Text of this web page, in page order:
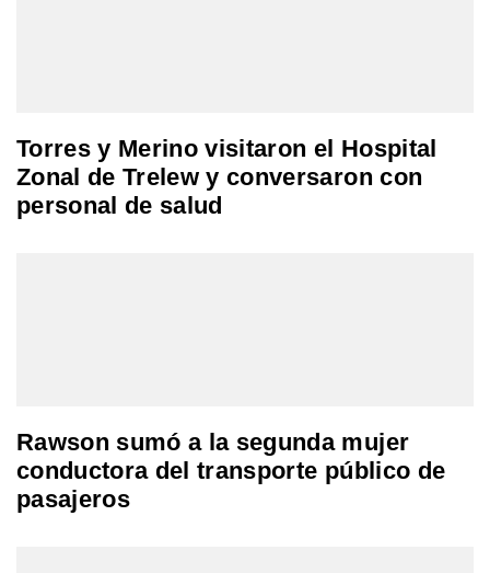
Torres y Merino visitaron el Hospital
Zonal de Trelew y conversaron con
personal de salud
Rawson sumó a la segunda mujer
conductora del transporte público de
pasajeros